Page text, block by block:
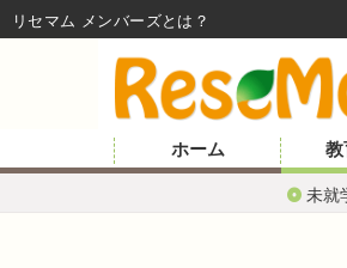
ホーム 教
未就
リセマム メンバーズ